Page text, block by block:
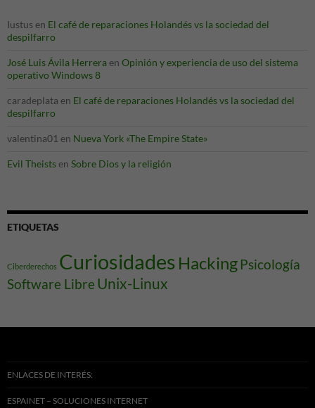
Iustus en El café de reparaciones Holandés vs la sociedad del
despilfarro
José Luis Ávila Herrera en Opinión y experiencia de uso del sistema
operativo Windows 8
caradeplata en El café de reparaciones Holandés vs la sociedad del
despilfarro
valentina01 en Nueva York «The Empire State»
Evil Theistsen Sobre Dios y la religión
ETIQUETAS
Ciberderechos Curiosidades Hacking Psicología
Software Libre Unix-Linux
ENLACES DE INTERÉS:
ESPAINET – SOLUCIONES INTERNET